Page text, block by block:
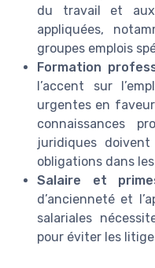
du travail et
appliquées,
groupes emplois
Formation
l’accent sur
urgentes en
connaissances
juridiques
obligations dans
Salaire et
d’ancienneté et
salariales
pour éviter les